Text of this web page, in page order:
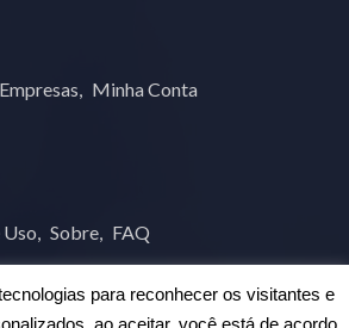
Empresas Minha Conta
Uso Sobre FAQ
para reconhecer os visitantes e
ao aceitar, você está de acordo